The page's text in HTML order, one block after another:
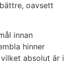
oavsett
innan
hinner
absolut är i